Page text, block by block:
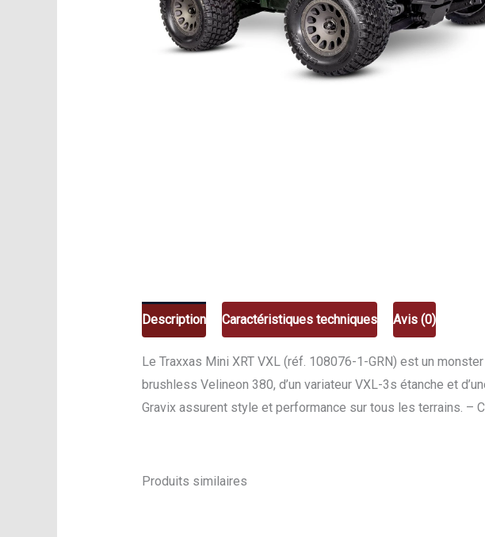
Description Caractéristiques techniques Avis (0)
Le Traxxas Mini XRT VXL (réf. 108076-1-GRN) est un
brushless Velineon 380, d’un variateur VXL-3s étanche et
Gravix assurent style et performance sur tous les terrains. –
Produits similaires